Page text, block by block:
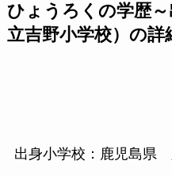
ひょうろくの学歴
立吉野小学校）の詳
出身小学校：鹿児島県